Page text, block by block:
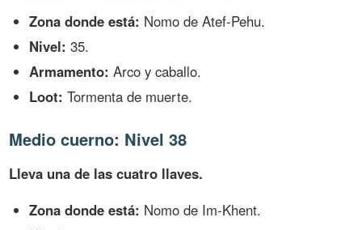
Zona donde está: Nomo de Atef-Pehu.
Nivel: 35.
Armamento: Arco y caballo.
Loot: Tormenta de muerte.
Medio cuerno: Nivel 38
Lleva una de las cuatro llaves.
Zona donde está: Nomo de Im-Khent.